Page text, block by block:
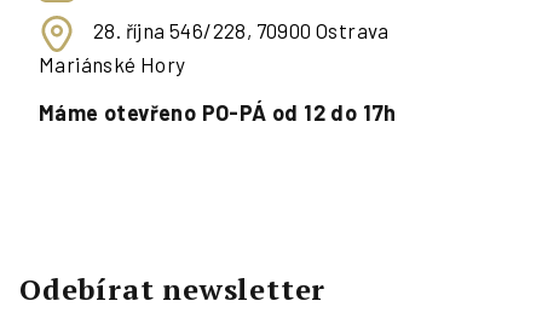
28. října 546/228, 70900 Ostrava
Mariánské Hory
Máme otevřeno PO-PÁ od 12 do 17h
Odebírat newsletter